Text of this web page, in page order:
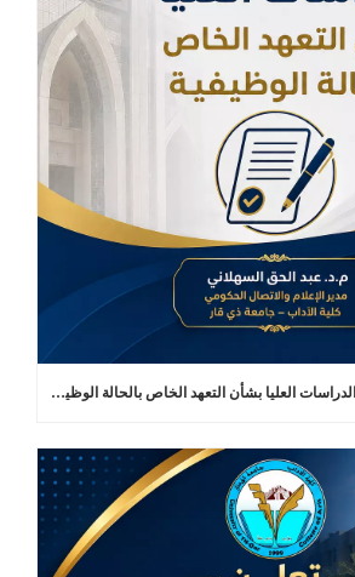
تنويه مهم للمقبولين في الدراسات العليا بشأن التعهد الخاص بالحالة الوظيفية